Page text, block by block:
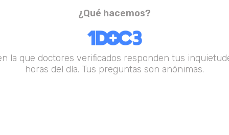
¿Qué hacemos?
la que doctores verificados responden tus
horas del día. Tus preguntas son anónimas.